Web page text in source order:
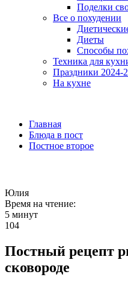
Поделки
Все о похудении
Диеты
Способы
Техника для
Праздники 2024-
На кухне
Главная
Блюда в пост
Постное второе
Юлия
Время на чтение:
5 минут
104
Постный рецепт
сковороде